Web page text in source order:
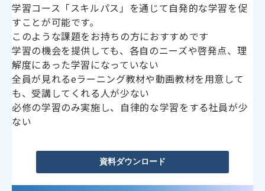
学習コース「スキルパス」を通じて自発的な学習を促
すことが可能です。
このような課題をお持ちの方におすすめです
学習の機会を提供しても、各自のニーズや啓発点、理
解度にあった学習になっていない
全員が見れるeラーニング教材や動画教材を用意して
も、受講してくれる人が少ない
必修の学習のみ実施し、自律的な学習をする社員が少
ない
資料ダウンロード